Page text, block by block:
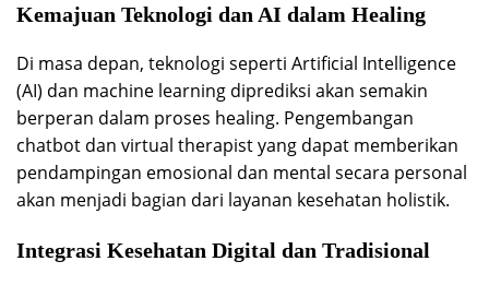
Kemajuan Teknologi dan AI dalam Healing
Di masa depan, teknologi seperti Artificial Intelligence
(AI) dan machine learning diprediksi akan semakin
berperan dalam proses healing. Pengembangan
chatbot dan virtual therapist yang dapat memberikan
pendampingan emosional dan mental secara personal
akan menjadi bagian dari layanan kesehatan holistik.
Integrasi Kesehatan Digital dan Tradisional